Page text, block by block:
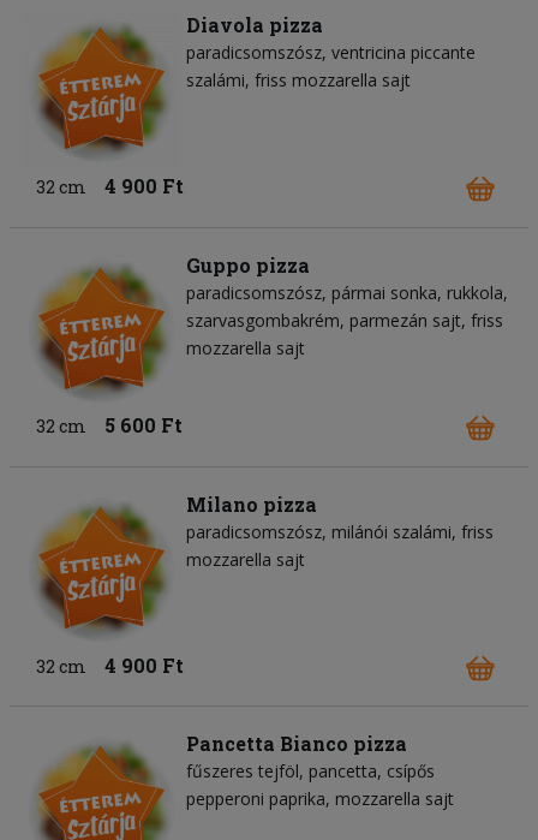
Diavola pizza
paradicsomszósz ventricina piccante
szalámi friss mozzarella sajt
32 cm 4 900 Ft
Guppo pizza
paradicsomszósz pármai sonka rukkola
szarvasgombakrém parmezán sajt friss
mozzarella sajt
32 cm 5 600 Ft
Milano pizza
paradicsomszósz milánói szalámi friss
mozzarella sajt
32 cm 4 900 Ft
Pancetta Bianco pizza
fűszeres tejföl pancetta csípős
pepperoni paprika mozzarella sajt